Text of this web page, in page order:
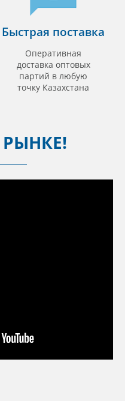
Быстрая поставка
Оперативная
доставка оптовых
партий в любую
точку Казахстана
РЫНКЕ!